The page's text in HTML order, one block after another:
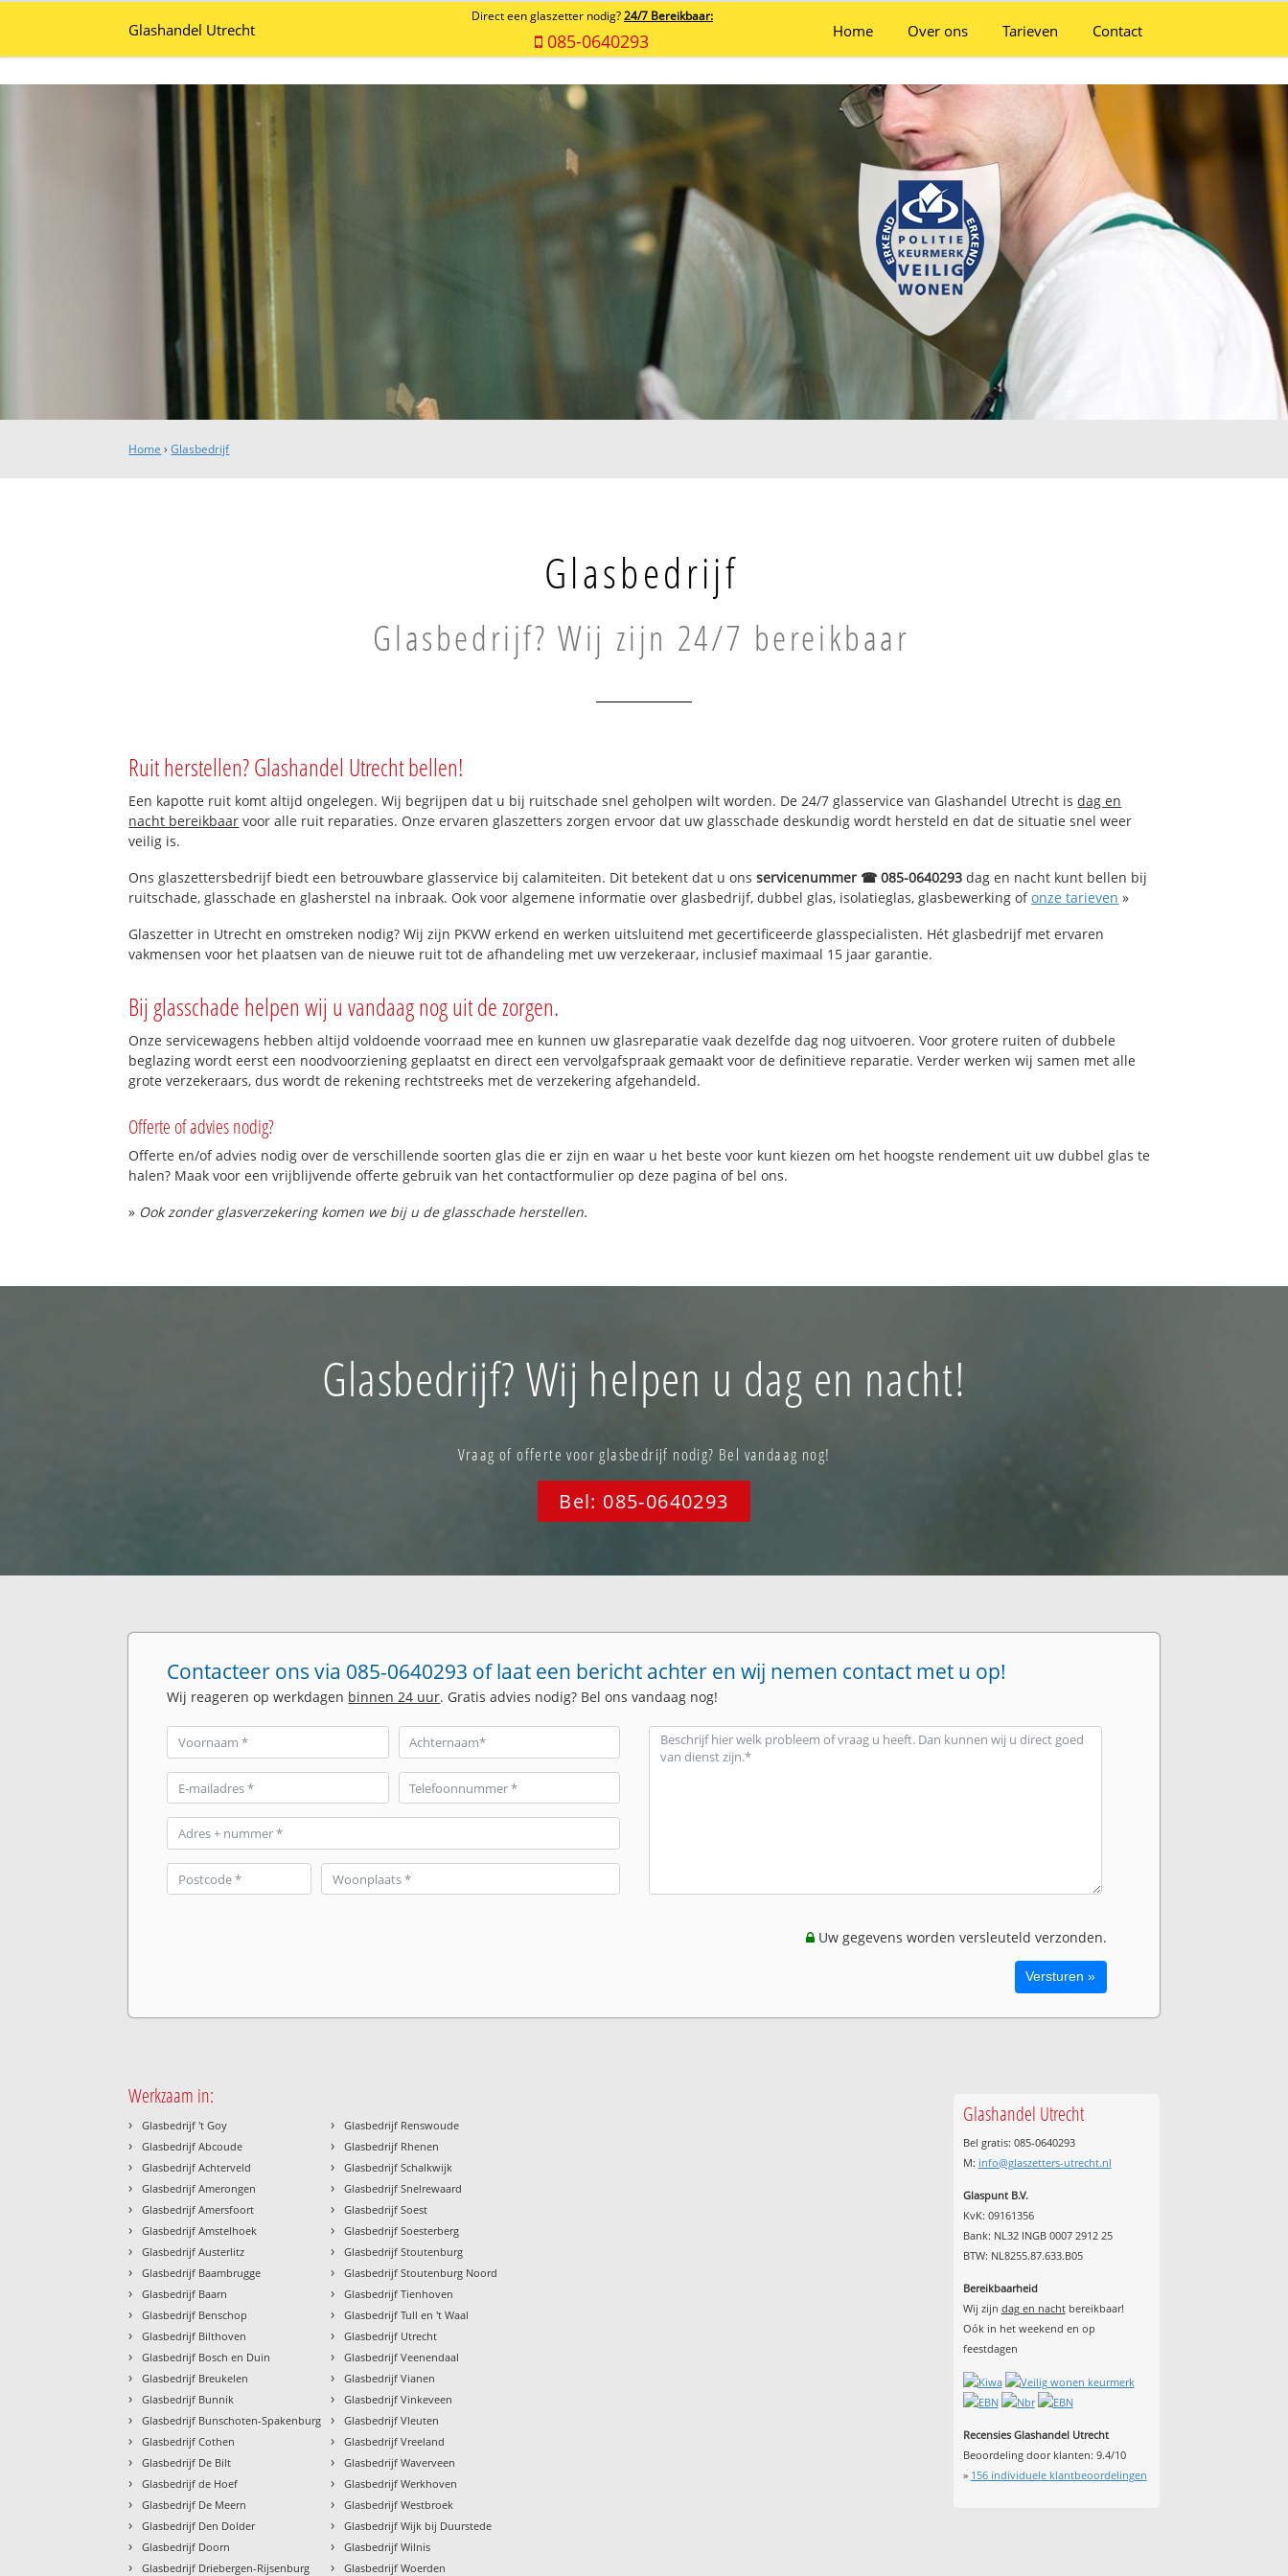
Glashandel Utrecht
Direct een glaszetter nodig? 24/7 Bereikbaar:
085-0640293 Home Over ons Tarieven Contact
Home ›Glasbedrijf
Glasbedrijf
Glasbedrijf? Wij zijn 24/7 bereikbaar
Ruit herstellen? Glashandel Utrecht bellen!
Een kapotte ruit komt altijd ongelegen. Wij begrijpen dat u bij ruitschade snel geholpen wilt worden. De 24/7 glasservice van Glashandel Utrecht isdag en
nacht bereikbaar voor alle ruit reparaties. Onze ervaren glaszetters zorgen ervoor dat uw glasschade deskundig wordt hersteld en dat de situatie snel weer
veilig is.
Ons glaszettersbedrijf biedt een betrouwbare glasservice bij calamiteiten. Dit betekent dat u onsservicenummer ☎ 085-0640293 dag en nacht kunt bellen bij
ruitschade, glasschade en glasherstel na inbraak. Ook voor algemene informatie over glasbedrijf, dubbel glas, isolatieglas, glasbewerking ofonze tarieven »
Glaszetter in Utrecht en omstreken nodig? Wij zijn PKVW erkend en werken uitsluitend met gecertificeerde glasspecialisten. Hét glasbedrijf met ervaren
vakmensen voor het plaatsen van de nieuwe ruit tot de afhandeling met uw verzekeraar, inclusief maximaal 15 jaar garantie.
Bij glasschade helpen wij u vandaag nog uit de zorgen.
Onze servicewagens hebben altijd voldoende voorraad mee en kunnen uw glasreparatie vaak dezelfde dag nog uitvoeren. Voor grotere ruiten of dubbele
beglazing wordt eerst een noodvoorziening geplaatst en direct een vervolgafspraak gemaakt voor de definitieve reparatie. Verder werken wij samen met alle
grote verzekeraars, dus wordt de rekening rechtstreeks met de verzekering afgehandeld.
Offerte of advies nodig?
Offerte en/of advies nodig over de verschillende soorten glas die er zijn en waar u het beste voor kunt kiezen om het hoogste rendement uit uw dubbel glas te
halen? Maak voor een vrijblijvende offerte gebruik van het contactformulier op deze pagina of bel ons.
» Ook zonder glasverzekering komen we bij u de glasschade herstellen.
Glasbedrijf? Wij helpen u dag en nacht!
Vraag of offerte voor glasbedrijf nodig? Bel vandaag nog!
Bel: 085-0640293
Contacteer ons via 085-0640293 of laat een bericht achter en wij nemen contact met u op!
Wij reageren op werkdagen binnen 24 uur. Gratis advies nodig? Bel ons vandaag nog!
Uw gegevens worden versleuteld verzonden.
Werkzaam in:
› Glasbedrijf 't Goy
› Glasbedrijf Abcoude
› Glasbedrijf Achterveld
› Glasbedrijf Amerongen
› Glasbedrijf Amersfoort
› Glasbedrijf Amstelhoek
› Glasbedrijf Austerlitz
› Glasbedrijf Baambrugge
› Glasbedrijf Baarn
› Glasbedrijf Benschop
› Glasbedrijf Bilthoven
› Glasbedrijf Bosch en Duin
› Glasbedrijf Breukelen
› Glasbedrijf Bunnik
› Glasbedrijf Bunschoten-Spakenburg
› Glasbedrijf Cothen
› Glasbedrijf De Bilt
› Glasbedrijf de Hoef
› Glasbedrijf De Meern
› Glasbedrijf Den Dolder
› Glasbedrijf Doorn
› Glasbedrijf Driebergen-Rijsenburg
› Glasbedrijf Renswoude
› Glasbedrijf Rhenen
› Glasbedrijf Schalkwijk
› Glasbedrijf Snelrewaard
› Glasbedrijf Soest
› Glasbedrijf Soesterberg
› Glasbedrijf Stoutenburg
› Glasbedrijf Stoutenburg Noord
› Glasbedrijf Tienhoven
› Glasbedrijf Tull en 't Waal
› Glasbedrijf Utrecht
› Glasbedrijf Veenendaal
› Glasbedrijf Vianen
› Glasbedrijf Vinkeveen
› Glasbedrijf Vleuten
› Glasbedrijf Vreeland
› Glasbedrijf Waverveen
› Glasbedrijf Werkhoven
› Glasbedrijf Westbroek
› Glasbedrijf Wijk bij Duurstede
› Glasbedrijf Wilnis
› Glasbedrijf Woerden
Glashandel Utrecht
Bel gratis: 085-0640293
M: info@glaszetters-utrecht.nl
Glaspunt B.V.
KvK: 09161356
Bank: NL32 INGB 0007 2912 25
BTW: NL8255.87.633.B05
Bereikbaarheid
Wij zijn dag en nachtbereikbaar!
Oók in het weekend en op
feestdagen
Recensies Glashandel Utrecht
Beoordeling door klanten: 9.4/10
» 156individuele klantbeoordelingen